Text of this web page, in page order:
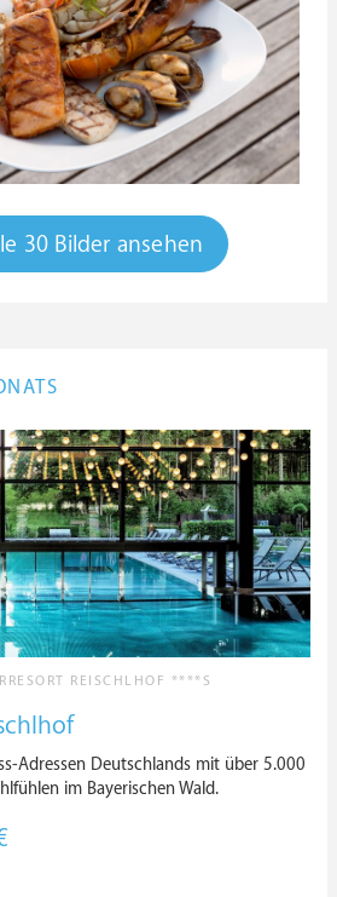
30 Bilder ansehen
REISCHLHOF ****S
Adressen Deutschlands mit über 5.000
im Bayerischen Wald.